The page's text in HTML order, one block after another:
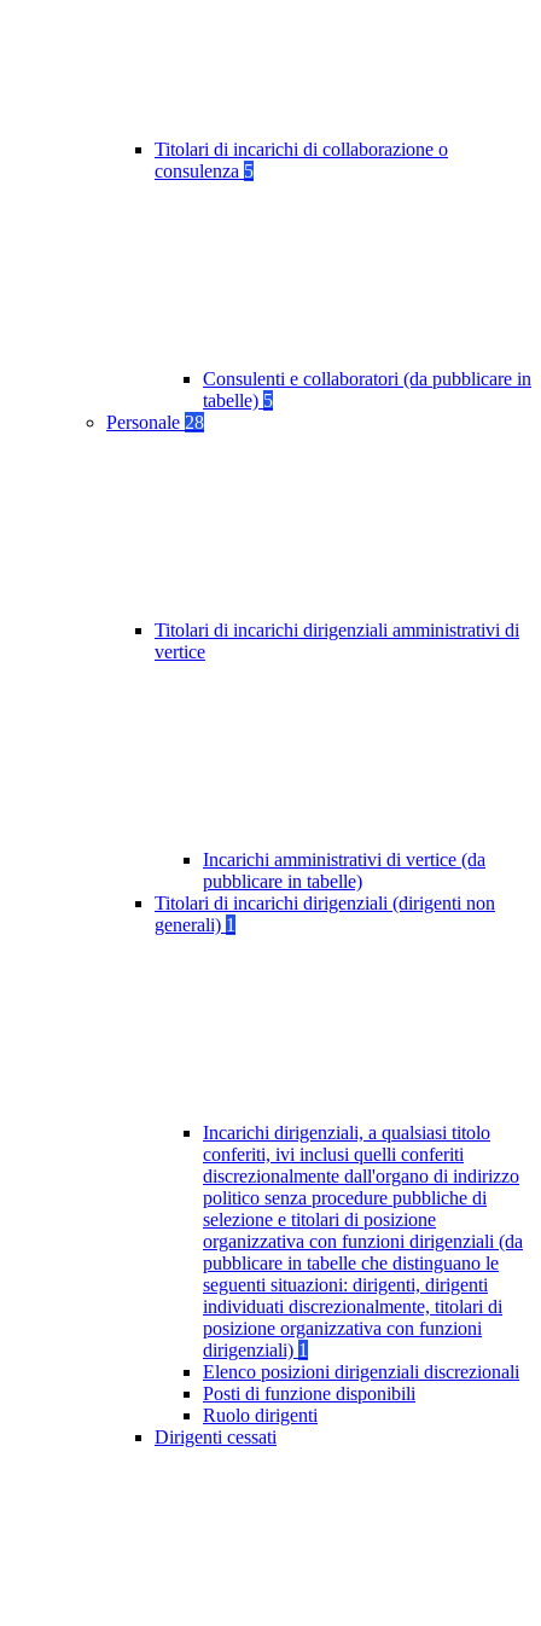
Titolari di incarichi di collaborazione o
consulenza 5
Consulenti e collaboratori (da pubblicare in
tabelle) 5
Personale 28
Titolari di incarichi dirigenziali amministrativi di
vertice
Incarichi amministrativi di vertice (da
pubblicare in tabelle)
Titolari di incarichi dirigenziali (dirigenti non
generali) 1
Incarichi dirigenziali, a qualsiasi titolo
conferiti, ivi inclusi quelli conferiti
discrezionalmente dall'organo di indirizzo
politico senza procedure pubbliche di
selezione e titolari di posizione
organizzativa con funzioni dirigenziali (da
pubblicare in tabelle che distinguano le
seguenti situazioni: dirigenti, dirigenti
individuati discrezionalmente, titolari di
posizione organizzativa con funzioni
dirigenziali) 1
Elenco posizioni dirigenziali discrezionali
Posti di funzione disponibili
Ruolo dirigenti
Dirigenti cessati